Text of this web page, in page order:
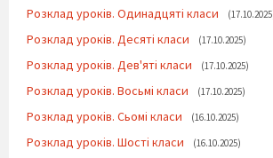
Розклад уроків. Одинадцяті класи 17.10.2025
Розклад уроків. Десяті класи 17.10.2025
Розклад уроків. Дев'яті класи 17.10.2025
Розклад уроків. Восьмі класи 17.10.2025
Розклад уроків. Сьомі класи 16.10.2025
Розклад уроків. Шості класи 16.10.2025